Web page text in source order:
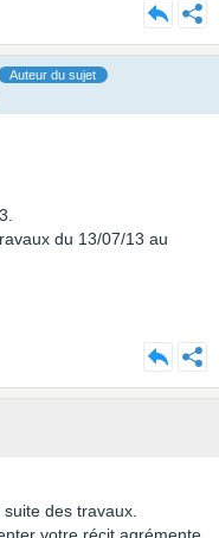
Auteur du sujet
du 13/07/13 au
des travaux.